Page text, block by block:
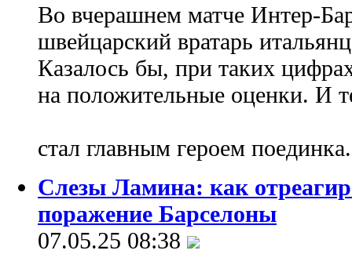
Во вчерашнем матче Интер-
швейцарский вратарь
Казалось бы, при таких
на положительные оценки. И
стал главным героем
Слезы Ламина: как
поражение Барселоны
07.05.25 08:38